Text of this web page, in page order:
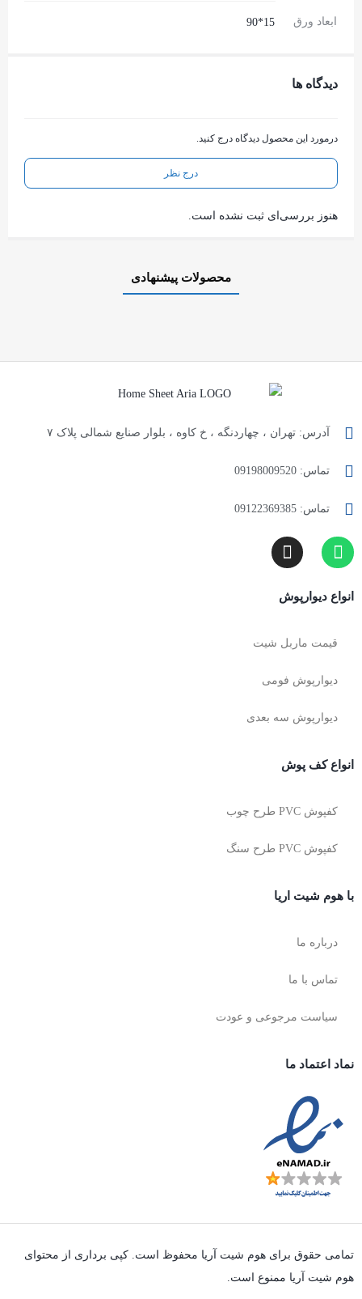
ابعاد ورق 15*90
دیدگاه ها
درمورد این محصول دیدگاه درج کنید.
درج نظر
هنوز بررسی‌ای ثبت نشده است.
محصولات پیشنهادی
آدرس: تهران ، چهاردنگه ، خ کاوه ، بلوار صنایع شمالی پلاک ۷
تماس: 09198009520
تماس: 09122369385
انواع دیوارپوش
قیمت ماربل شیت
دیوارپوش فومی
دیوارپوش سه بعدی
انواع کف پوش
کفپوش PVC طرح چوب
کفپوش PVC طرح سنگ
با هوم شیت اریا
درباره ما
تماس با ما
سیاست مرجوعی و عودت
نماد اعتماد ما
تمامی حقوق برای هوم شیت آریا محفوظ است. کپی برداری از محتوای
هوم شیت آریا ممنوع است.